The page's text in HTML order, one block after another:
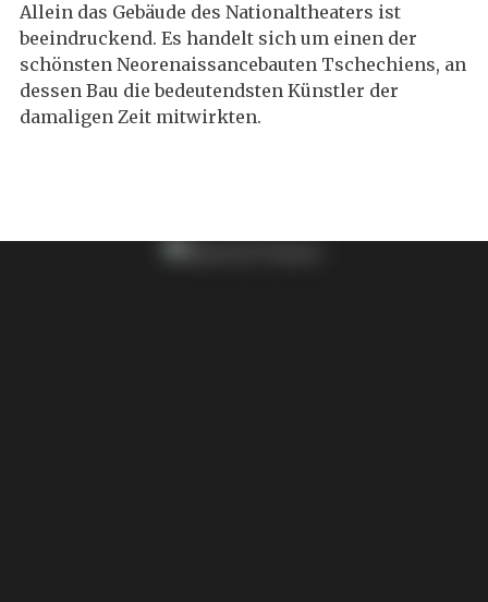
Allein das Gebäude des Nationaltheaters ist
beeindruckend. Es handelt sich um einen der
schönsten Neorenaissancebauten Tschechiens, an
dessen Bau die bedeutendsten Künstler der
damaligen Zeit mitwirkten.